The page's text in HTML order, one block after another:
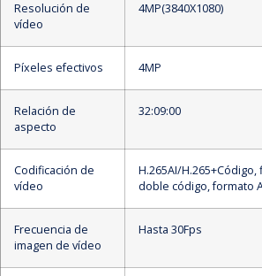
Resolución de
vídeo
4MP(3840X1080)
Píxeles efectivos 4MP
Relación de
aspecto
32:09:00
Codificación de
vídeo
H.265AI/
doble código, formato
Frecuencia de
imagen de vídeo
Hasta 30Fps